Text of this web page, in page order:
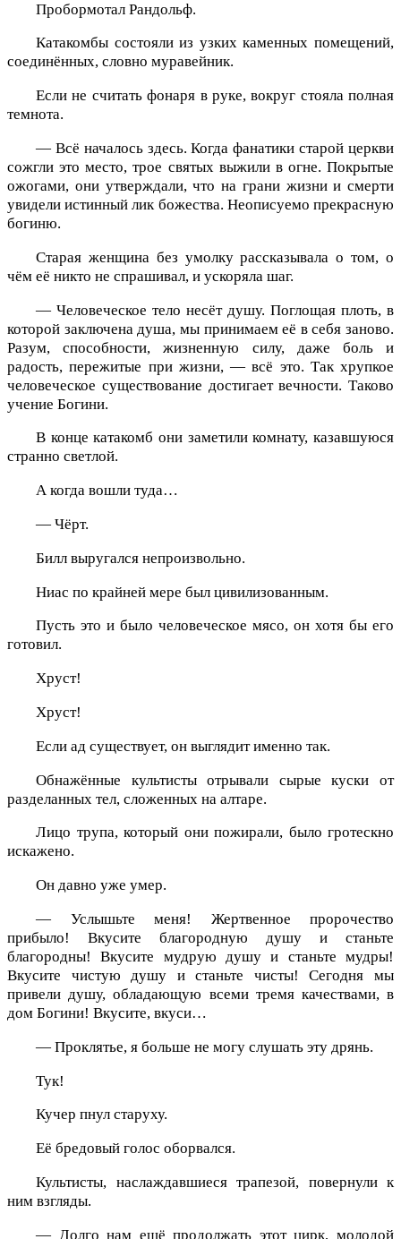
Пробормотал Рандольф.
Катакомбы состояли из узких каменных помещений,
соединённых, словно муравейник.
Если не считать фонаря в руке, вокруг стояла полная
темнота.
— Всё началось здесь. Когда фанатики старой церкви
сожгли это место, трое святых выжили в огне. Покрытые
ожогами, они утверждали, что на грани жизни и смерти
увидели истинный лик божества. Неописуемо прекрасную
богиню.
Старая женщина без умолку рассказывала о том, о
чём её никто не спрашивал, и ускоряла шаг.
— Человеческое тело несёт душу. Поглощая плоть, в
которой заключена душа, мы принимаем её в себя заново.
Разум, способности, жизненную силу, даже боль и
радость, пережитые при жизни, — всё это. Так хрупкое
человеческое существование достигает вечности. Таково
учение Богини.
В конце катакомб они заметили комнату, казавшуюся
странно светлой.
А когда вошли туда…
— Чёрт.
Билл выругался непроизвольно.
Ниас по крайней мере был цивилизованным.
Пусть это и было человеческое мясо, он хотя бы его
готовил.
Хруст!
Хруст!
Если ад существует, он выглядит именно так.
Обнажённые культисты отрывали сырые куски от
разделанных тел, сложенных на алтаре.
Лицо трупа, который они пожирали, было гротескно
искажено.
Он давно уже умер.
— Услышьте меня! Жертвенное пророчество
прибыло! Вкусите благородную душу и станьте
благородны! Вкусите мудрую душу и станьте мудры!
Вкусите чистую душу и станьте чисты! Сегодня мы
привели душу, обладающую всеми тремя качествами, в
дом Богини! Вкусите, вкуси…
— Проклятье, я больше не могу слушать эту дрянь.
Тук!
Кучер пнул старуху.
Её бредовый голос оборвался.
Культисты, наслаждавшиеся трапезой, повернули к
ним взгляды.
— Долго нам ещё продолжать этот цирк, молодой